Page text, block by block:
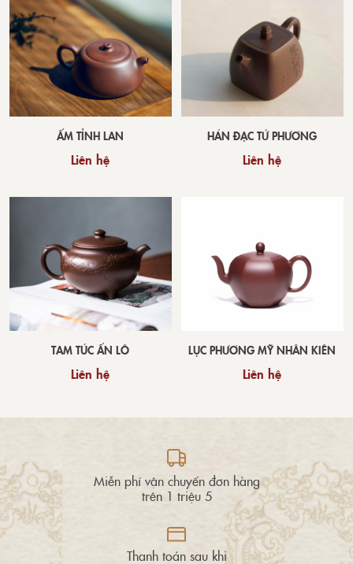
ẤM TỈNH LAN
Liên hệ
HÁN ĐẠC TỨ PHƯƠNG
Liên hệ
TAM TÚC ẤN LÔ
Liên hệ
LỤC PHƯƠNG MỸ NHÂN KIÊN
Liên hệ
Miễn phí vận chuyển đơn hàng
trên 1 triệu 5
Thanh toán sau khi